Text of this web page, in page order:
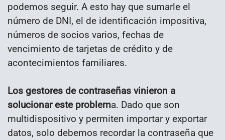
podemos seguir. A esto hay que sumarle el
número de DNI, el de identificación impositiva,
números de socios varios, fechas de
vencimiento de tarjetas de crédito y de
acontecimientos familiares.
Los gestores de contraseñas vinieron a
solucionar este problema. Dado que son
multidispositivo y permiten importar y exportar
datos, solo debemos recordar la contraseña que